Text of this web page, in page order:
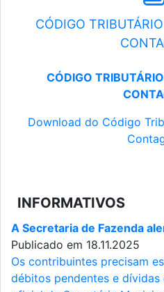
CÓDIGO
CÓDIGO
Download do Código
INFORMATIVOS
A Secretaria de Fazenda
Publicado em 18.11.2025
Os contribuintes precisam
débitos pendentes e